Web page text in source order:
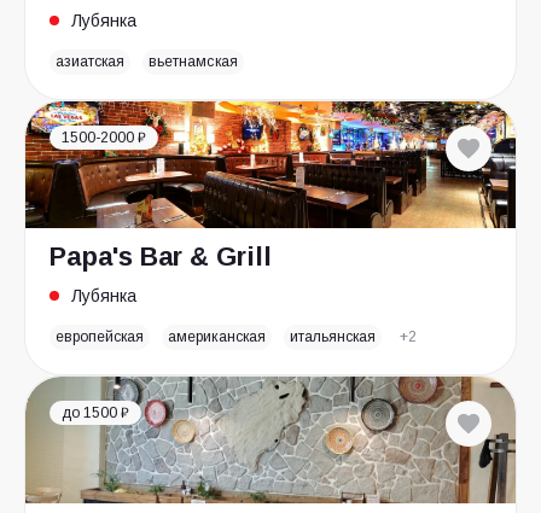
Лубянка
азиатская вьетнамская
1500-2000 ₽
Papa's Bar & Grill
Лубянка
европейская американская итальянская +2
до 1500 ₽